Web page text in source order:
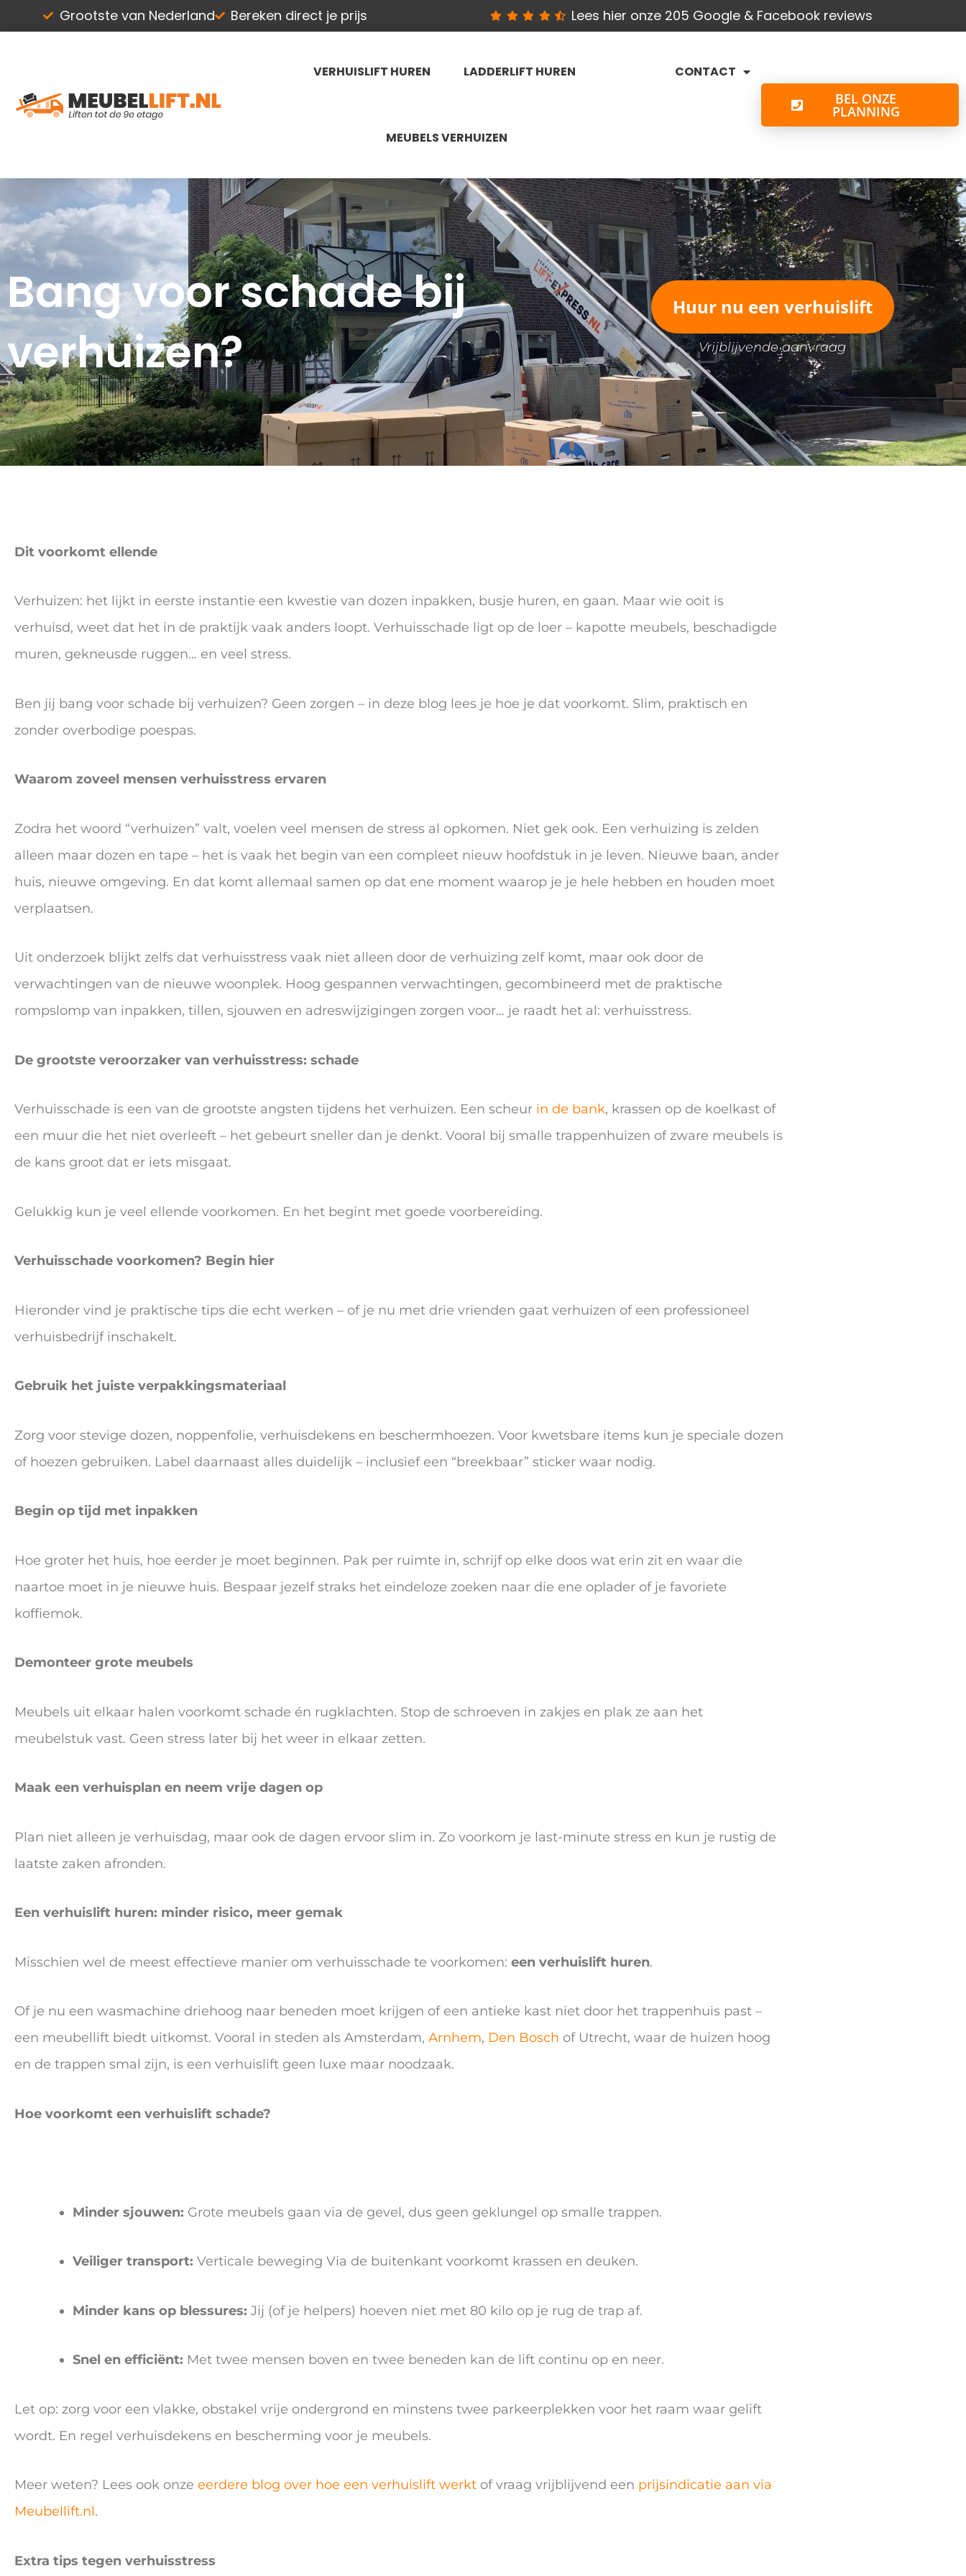
Grootste van Nederland Bereken direct je prijs Lees hier onze 205 Google & Facebook reviews
VERHUISLIFT HUREN LADDERLIFT HUREN
MEUBELS VERHUIZEN
CONTACT
BEL ONZE
PLANNING
Bang voor schade bij
verhuizen?
Huur nu een verhuislift
Vrijblijvende aanvraag
Dit voorkomt ellende
Verhuizen: het lijkt in eerste instantie een kwestie van dozen inpakken, busje huren, en gaan. Maar wie ooit is
verhuisd, weet dat het in de praktijk vaak anders loopt. Verhuisschade ligt op de loer – kapotte meubels, beschadigde
muren, gekneusde ruggen… en veel stress.
Ben jij bang voor schade bij verhuizen? Geen zorgen – in deze blog lees je hoe je dat voorkomt. Slim, praktisch en
zonder overbodige poespas.
Waarom zoveel mensen verhuisstress ervaren
Zodra het woord “verhuizen” valt, voelen veel mensen de stress al opkomen. Niet gek ook. Een verhuizing is zelden
alleen maar dozen en tape – het is vaak het begin van een compleet nieuw hoofdstuk in je leven. Nieuwe baan, ander
huis, nieuwe omgeving. En dat komt allemaal samen op dat ene moment waarop je je hele hebben en houden moet
verplaatsen.
Uit onderzoek blijkt zelfs dat verhuisstress vaak niet alleen door de verhuizing zelf komt, maar ook door de
verwachtingen van de nieuwe woonplek. Hoog gespannen verwachtingen, gecombineerd met de praktische
rompslomp van inpakken, tillen, sjouwen en adreswijzigingen zorgen voor… je raadt het al: verhuisstress.
De grootste veroorzaker van verhuisstress: schade
Verhuisschade is een van de grootste angsten tijdens het verhuizen. Een scheur in de bank, krassen op de koelkast of
een muur die het niet overleeft – het gebeurt sneller dan je denkt. Vooral bij smalle trappenhuizen of zware meubels is
de kans groot dat er iets misgaat.
Gelukkig kun je veel ellende voorkomen. En het begint met goede voorbereiding.
Verhuisschade voorkomen? Begin hier
Hieronder vind je praktische tips die echt werken – of je nu met drie vrienden gaat verhuizen of een professioneel
verhuisbedrijf inschakelt.
Gebruik het juiste verpakkingsmateriaal
Zorg voor stevige dozen, noppenfolie, verhuisdekens en beschermhoezen. Voor kwetsbare items kun je speciale dozen
of hoezen gebruiken. Label daarnaast alles duidelijk – inclusief een “breekbaar” sticker waar nodig.
Begin op tijd met inpakken
Hoe groter het huis, hoe eerder je moet beginnen. Pak per ruimte in, schrijf op elke doos wat erin zit en waar die
naartoe moet in je nieuwe huis. Bespaar jezelf straks het eindeloze zoeken naar die ene oplader of je favoriete
koffiemok.
Demonteer grote meubels
Meubels uit elkaar halen voorkomt schade én rugklachten. Stop de schroeven in zakjes en plak ze aan het
meubelstuk vast. Geen stress later bij het weer in elkaar zetten.
Maak een verhuisplan en neem vrije dagen op
Plan niet alleen je verhuisdag, maar ook de dagen ervoor slim in. Zo voorkom je last-minute stress en kun je rustig de
laatste zaken afronden.
Een verhuislift huren: minder risico, meer gemak
Misschien wel de meest effectieve manier om verhuisschade te voorkomen: een verhuislift huren.
Of je nu een wasmachine driehoog naar beneden moet krijgen of een antieke kast niet door het trappenhuis past –
een meubellift biedt uitkomst. Vooral in steden als Amsterdam, Arnhem, Den Bosch of Utrecht, waar de huizen hoog
en de trappen smal zijn, is een verhuislift geen luxe maar noodzaak.
Hoe voorkomt een verhuislift schade?
Minder sjouwen: Grote meubels gaan via de gevel, dus geen geklungel op smalle trappen.
Veiliger transport: Verticale beweging Via de buitenkant voorkomt krassen en deuken.
Minder kans op blessures: Jij (of je helpers) hoeven niet met 80 kilo op je rug de trap af.
Snel en efficiënt: Met twee mensen boven en twee beneden kan de lift continu op en neer.
Let op: zorg voor een vlakke, obstakel vrije ondergrond en minstens twee parkeerplekken voor het raam waar gelift
wordt. En regel verhuisdekens en bescherming voor je meubels.
Meer weten? Lees ook onze eerdere blog over hoe een verhuislift werkt of vraag vrijblijvend een prijsindicatie aan via
Meubellift.nl.
Extra tips tegen verhuisstress